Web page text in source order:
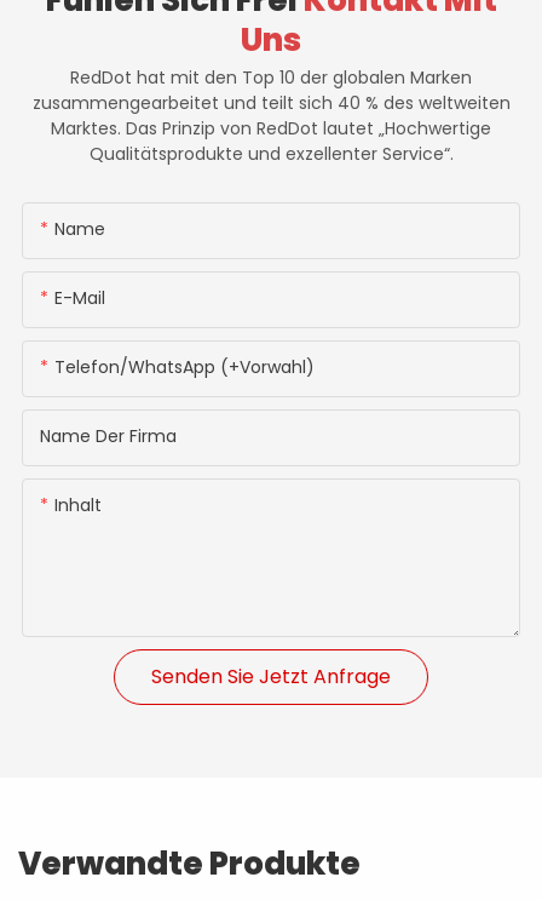
Uns
RedDot hat mit den Top 10 der globalen Marken
zusammengearbeitet und teilt sich 40 % des weltweiten
Marktes. Das Prinzip von RedDot lautet „Hochwertige
Qualitätsprodukte und exzellenter Service“.
Name
E-Mail
Telefon/WhatsApp (+Vorwahl)
Name Der Firma
Inhalt
Senden Sie Jetzt Anfrage
Verwandte Produkte